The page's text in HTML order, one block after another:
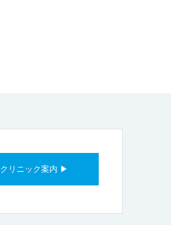
クリニック案内 ▶